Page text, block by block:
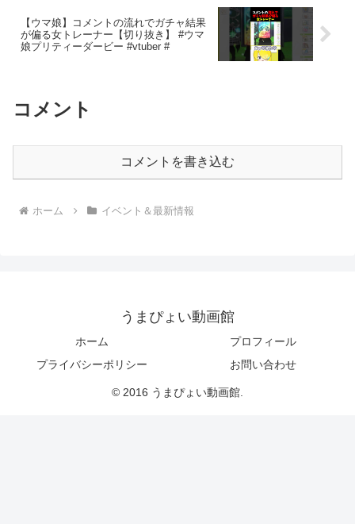
【ウマ娘】コメントの流れでガチャ結果
が偏る女トレーナー【切り抜き】 #ウマ
娘プリティーダービー #vtuber #
コメント
コメントを書き込む
ホーム イベント＆最新情報
うまぴょい動画館
ホーム
プロフィール
プライバシーポリシー
お問い合わせ
© 2016 うまぴょい動画館.